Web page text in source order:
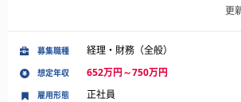
更
募集職種 経理・財務（全般）
想定年収 652万円～750万円
雇用形態 正社員